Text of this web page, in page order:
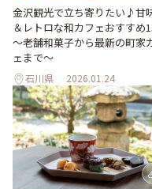
金沢観光で立ち寄りたい♪甘
＆レトロな和カフェおすすめ
～老舗和菓子から最新の町家
ェまで～
石川県 2026.01.24